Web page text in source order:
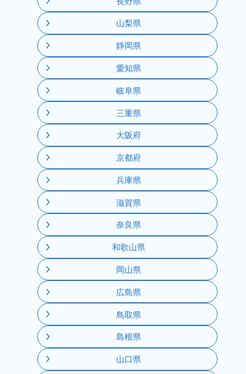
山梨県
静岡県
愛知県
岐阜県
三重県
大阪府
京都府
兵庫県
滋賀県
奈良県
和歌山県
岡山県
広島県
鳥取県
島根県
山口県